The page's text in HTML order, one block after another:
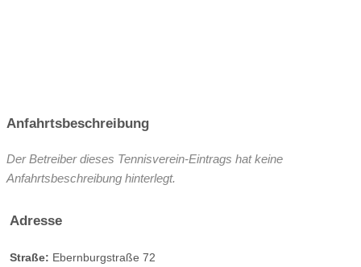
Anfahrtsbeschreibung
Der Betreiber dieses Tennisverein-Eintrags hat keine
Anfahrtsbeschreibung hinterlegt.
Adresse
Straße: Ebernburgstraße 72